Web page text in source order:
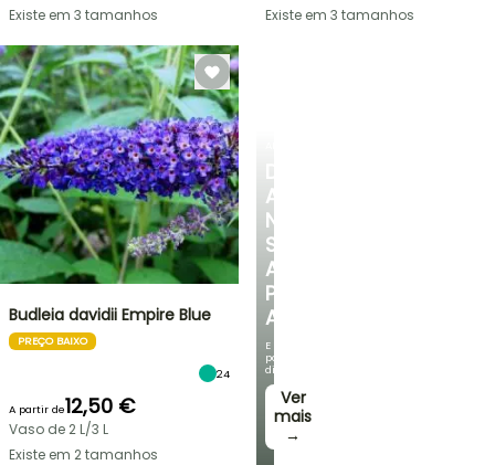
DESCUBRA
A
NOSSA
SELEÇÃO
A
PREÇOS
ACESSÍVEIS
E
poupe
dinheiro!
Ver
mais
→
Existe em 3 tamanhos
Existe em 3 tamanhos
Budleia davidii Empire Blue
PREÇO BAIXO
24
A partir de12,50 €
Vaso de 2 L/3 L
Existe em 2 tamanhos